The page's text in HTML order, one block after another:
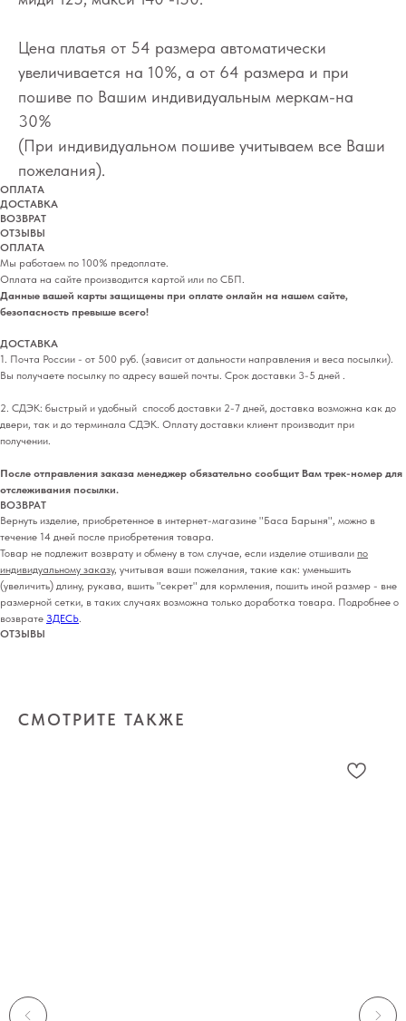
Цена платья от 54 размера автоматически
увеличивается на 10%, а от 64 размера и при
пошиве по Вашим индивидуальным меркам-на
30%
(При индивидуальном пошиве учитываем все Ваши
пожелания).
ОПЛАТА
ДОСТАВКА
ВОЗВРАТ
ОТЗЫВЫ
ОПЛАТА
Мы работаем по 100% предоплате.
Оплата на сайте производится картой или по СБП.
Данные вашей карты защищены при оплате онлайн на нашем сайте,
безопасность превыше всего!
ДОСТАВКА
1. Почта России - от 500 руб. (зависит от дальности направления и веса посылки).
Вы получаете посылку по адресу вашей почты. Срок доставки 3-5 дней .
2. СДЭК: быстрый и удобный способ доставки 2-7 дней, доставка возможна как до
двери, так и до терминала СДЭК. Оплату доставки клиент производит при
получении.
После отправления заказа менеджер обязательно сообщит Вам трек-номер для
отслеживания посылки.
ВОЗВРАТ
Вернуть изделие, приобретенное в интернет-магазине "Баса Барыня", можно в
течение 14 дней после приобретения товара.
Товар не подлежит возврату и обмену в том случае, если изделие отшивали по
индивидуальному заказу, учитывая ваши пожелания, такие как: уменьшить
(увеличить) длину, рукава, вшить "секрет" для кормления, пошить иной размер - вне
размерной сетки, в таких случаях возможна только доработка товара. Подробнее о
возврате ЗДЕСЬ.
ОТЗЫВЫ
СМОТРИТЕ ТАКЖЕ